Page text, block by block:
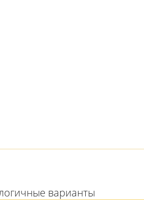
варианты